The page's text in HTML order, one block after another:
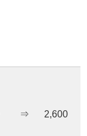
⇒ 2,600